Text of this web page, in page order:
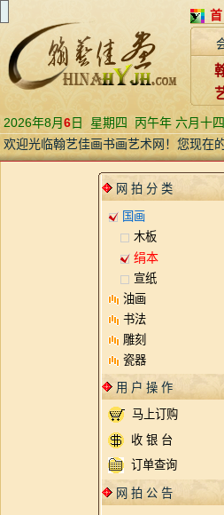
2026年8月6日 星期四 丙午年 六月十
欢迎光临翰艺佳画书画艺术网！您现在
网 拍 分 类
国画
木板
绢本
宣纸
油画
书法
雕刻
瓷器
用 户 操 作
马上订购
收 银 台
订单查询
网 拍 公 告